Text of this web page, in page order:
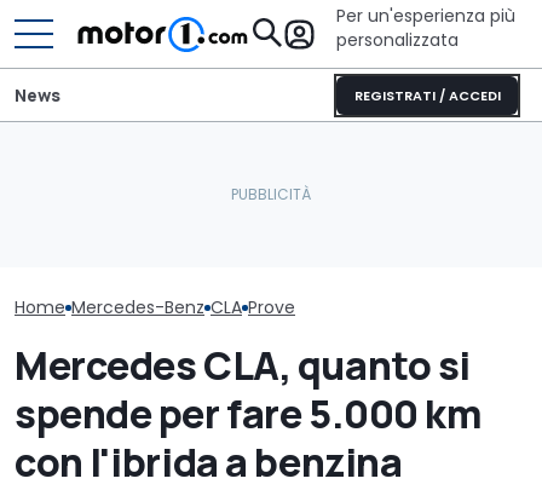
Per un'esperienza più
personalizzata
REGISTRATI / ACCEDI
News
Home Mercedes-Benz CLA Prove
Mercedes CLA, quanto si
spende per fare 5.000 km
con l'ibrida a benzina